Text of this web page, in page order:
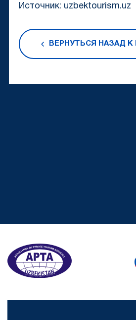
Источник: uzbektourism.uz
ВЕРНУТЬСЯ НАЗАД